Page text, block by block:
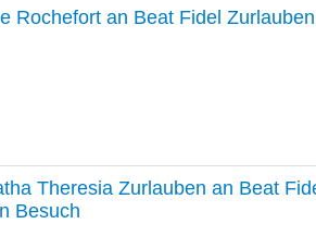
Rochefort an Beat Fidel
Theresia Zurlauben an Beat
Besuch